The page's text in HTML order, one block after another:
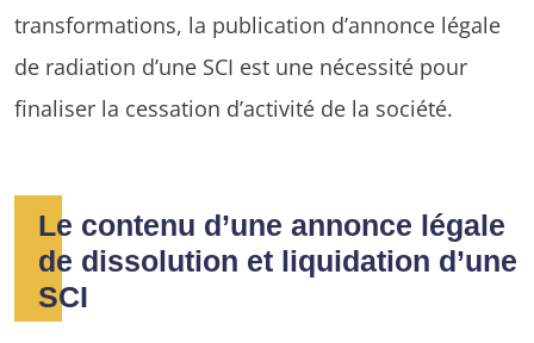
transformations, la publication d’annonce légale
de radiation d’une SCI est une nécessité pour
finaliser la cessation d’activité de la société.
Le contenu d’une annonce légale
de dissolution et liquidation d’une
SCI